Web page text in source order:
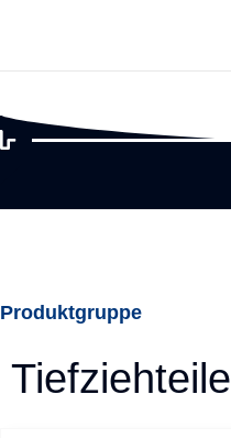
Produktgruppe
Tiefziehteile